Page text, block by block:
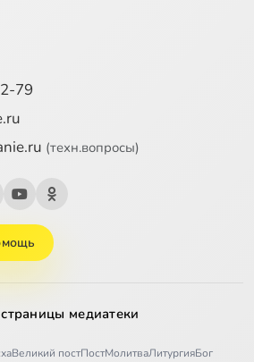
святой
(c)
преподобный
79
(техн.вопросы)
медиатеки
Великий постПостМолитваЛитургияБог